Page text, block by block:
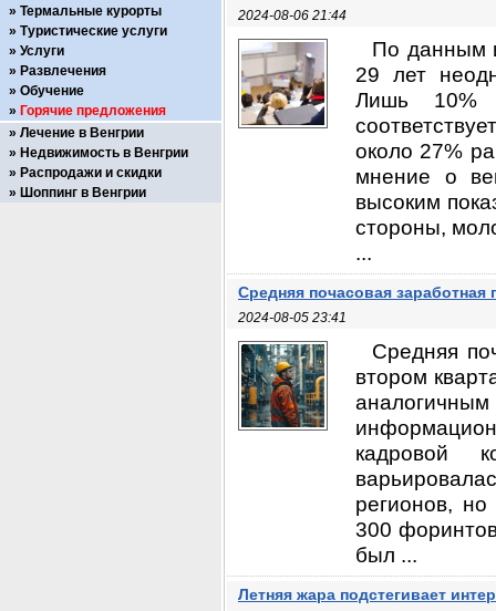
2024-08-06 21:44
По данным
29 лет
Лишь 10%
около 27%
мнение о
высоким
стороны,
...
Средняя почасовая заработная
2024-08-05 23:41
Средняя
втором
кадровой
регионов,
300
был ...
Летняя жара подстегивает
Термальные курорты
Туристические услуги
Услуги
Развлечения
Обучение
Горячие предложения
Лечение в Венгрии
Недвижимость в Венгрии
Распродажи и скидки
Шоппинг в Венгрии